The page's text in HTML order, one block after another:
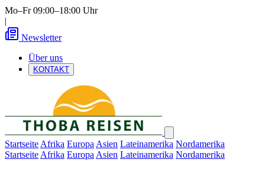
Mo–Fr 09:00–18:00 Uhr
|
Newsletter
Über uns
KONTAKT
Startseite Afrika Europa Asien Lateinamerika Nordamerika
Startseite Afrika Europa Asien Lateinamerika Nordamerika